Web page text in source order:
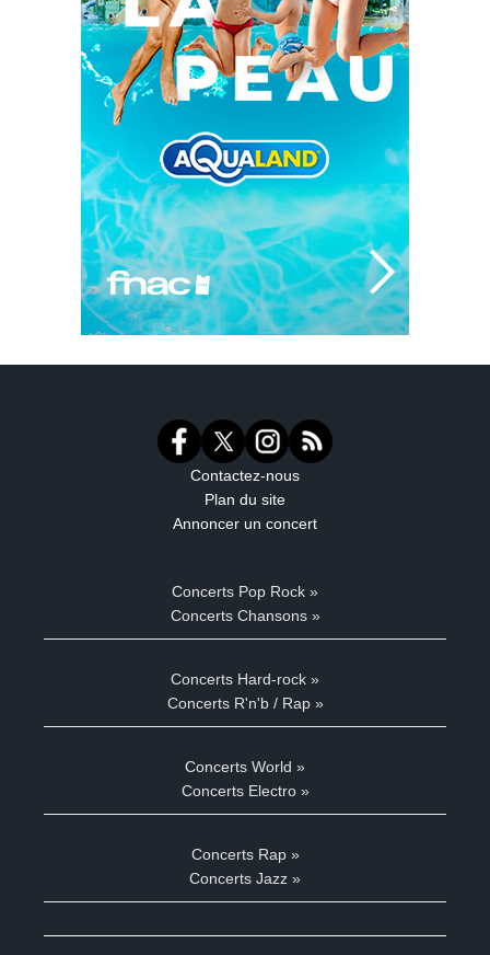
Contactez-nous
Plan du site
Annoncer un concert
Concerts Pop Rock »
Concerts Chansons »
Concerts Hard-rock »
Concerts R'n'b / Rap »
Concerts World »
Concerts Electro »
Concerts Rap »
Concerts Jazz »